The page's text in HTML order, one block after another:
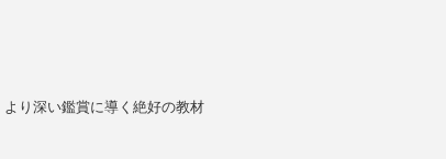
り深い鑑賞に導く絶好の教材